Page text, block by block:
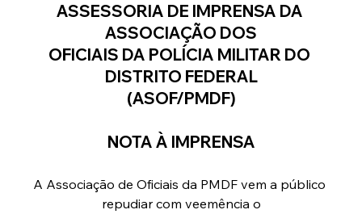
ASSESSORIA DE IMPRENSA DA
ASSOCIAÇÃO DOS
OFICIAIS DA POLÍCIA MILITAR DO
DISTRITO FEDERAL
(ASOF/PMDF)
NOTA À IMPRENSA
A Associação de Oficiais da PMDF vem a público
repudiar com veemência o